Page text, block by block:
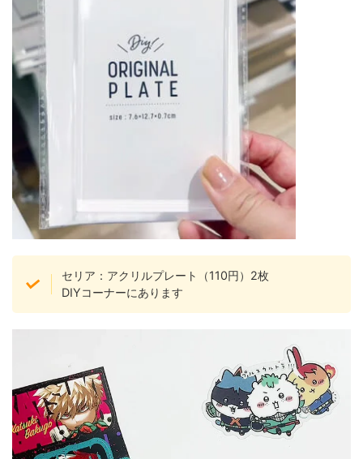
セリア：アクリルプレート（110円）2枚
DIYコーナーにあります